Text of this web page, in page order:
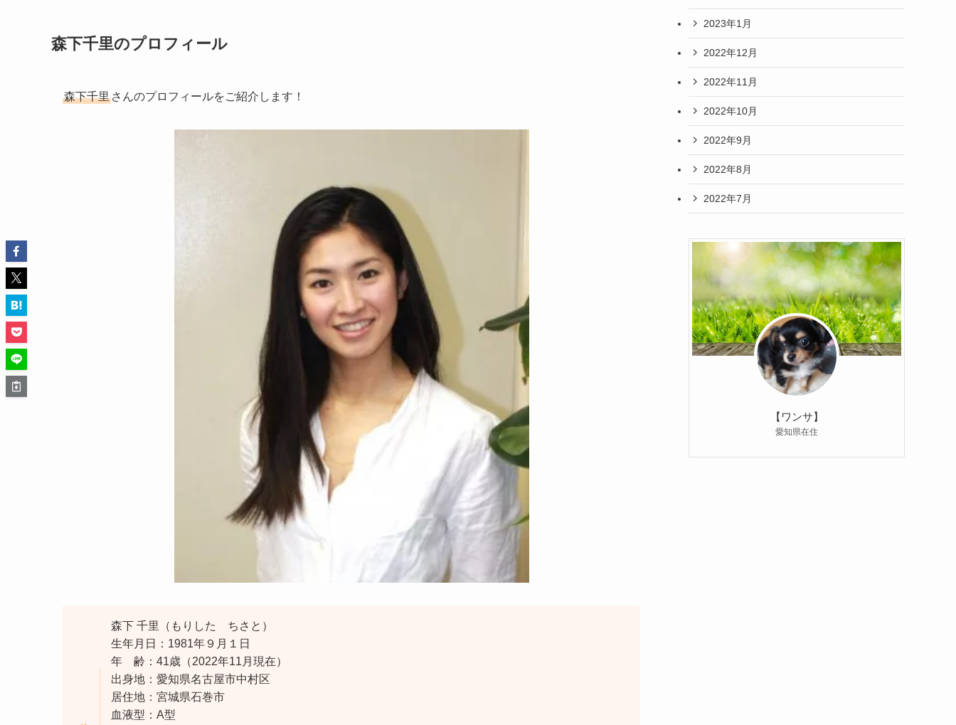
森下千里のプロフィール
森下千里 さんのプロフィールをご紹介します！
森下 千里（もりした ちさと）
生年月日：1981年９月１日
年 齢：41歳（2022年11月現在）
出身地：愛知県名古屋市中村区
居住地：宮城県石巻市
血液型：A型
2023年1月
2022年12月
2022年11月
2022年10月
2022年9月
2022年8月
2022年7月
【ワンサ】
愛知県在住